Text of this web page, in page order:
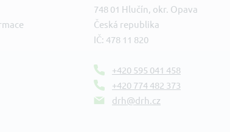
748 01 Hlučín, okr. Opava
Česká republika
IČ: 478 11 820
+420 595 041 458
+420 774 482 373
drh@drh.cz